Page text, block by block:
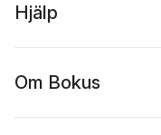
Hjälp
Om Bokus